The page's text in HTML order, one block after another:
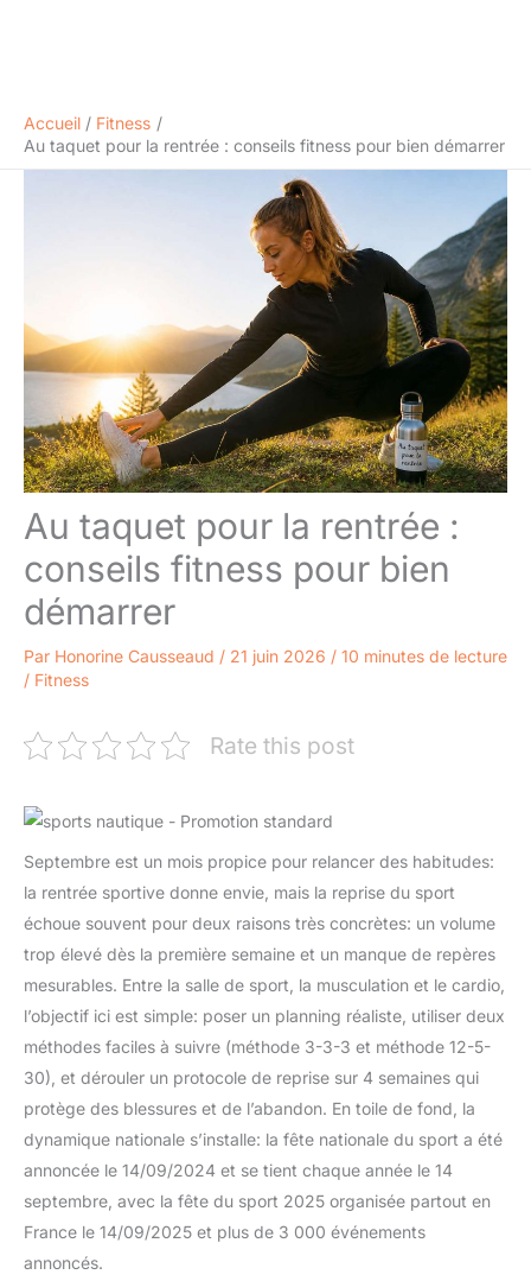
Accueil
Fitness
Au taquet pour la rentrée : conseils fitness pour bien démarrer
Au taquet pour la rentrée :
conseils fitness pour bien
démarrer
Par Honorine Causseaud / 21 juin 2026 / 10 minutes de lecture
/ Fitness
Rate this post
Septembre est un mois propice pour relancer des habitudes:
la rentrée sportive donne envie, mais la reprise du sport
échoue souvent pour deux raisons très concrètes: un volume
trop élevé dès la première semaine et un manque de repères
mesurables. Entre la salle de sport, la musculation et le cardio,
l’objectif ici est simple: poser un planning réaliste, utiliser deux
méthodes faciles à suivre (méthode 3-3-3 et méthode 12-5-
30), et dérouler un protocole de reprise sur 4 semaines qui
protège des blessures et de l’abandon. En toile de fond, la
dynamique nationale s’installe: la fête nationale du sport a été
annoncée le 14/09/2024 et se tient chaque année le 14
septembre, avec la fête du sport 2025 organisée partout en
France le 14/09/2025 et plus de 3 000 événements
annoncés.